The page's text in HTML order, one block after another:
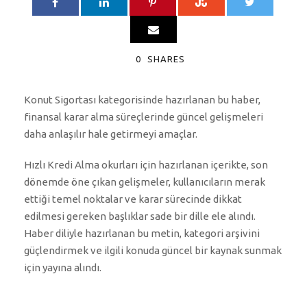
0 SHARES
Konut Sigortası kategorisinde hazırlanan bu haber,
finansal karar alma süreçlerinde güncel gelişmeleri
daha anlaşılır hale getirmeyi amaçlar.
Hızlı Kredi Alma okurları için hazırlanan içerikte, son
dönemde öne çıkan gelişmeler, kullanıcıların merak
ettiği temel noktalar ve karar sürecinde dikkat
edilmesi gereken başlıklar sade bir dille ele alındı.
Haber diliyle hazırlanan bu metin, kategori arşivini
güçlendirmek ve ilgili konuda güncel bir kaynak sunmak
için yayına alındı.